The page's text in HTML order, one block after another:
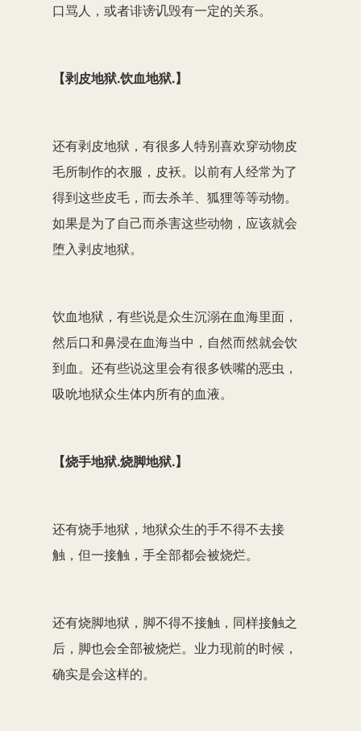
口骂人，或者诽谤讥毁有一定的关系。
【剥皮地狱.饮血地狱.】
还有剥皮地狱，有很多人特别喜欢穿动物皮
毛所制作的衣服，皮袄。以前有人经常为了
得到这些皮毛，而去杀羊、狐狸等等动物。
如果是为了自己而杀害这些动物，应该就会
堕入剥皮地狱。
饮血地狱，有些说是众生沉溺在血海里面，
然后口和鼻浸在血海当中，自然而然就会饮
到血。还有些说这里会有很多铁嘴的恶虫，
吸吮地狱众生体内所有的血液。
【烧手地狱.烧脚地狱.】
还有烧手地狱，地狱众生的手不得不去接
触，但一接触，手全部都会被烧烂。
还有烧脚地狱，脚不得不接触，同样接触之
后，脚也会全部被烧烂。业力现前的时候，
确实是会这样的。